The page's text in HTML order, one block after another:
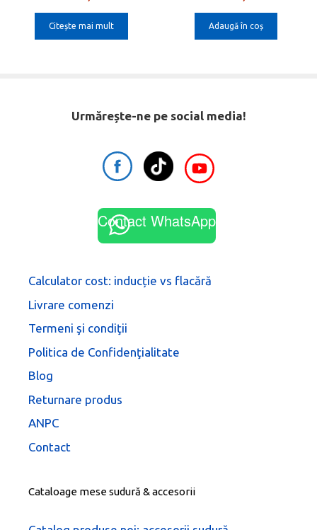
f
5
a
fost:
este:
Citește mai mult
f
5
a
fost:
Adaugă în coș
Urmărește-ne pe social media!
Contact WhatsApp
Calculator cost: inducție vs flacără
Livrare comenzi
Termeni şi condiţii
Politica de Confidenţialitate
Blog
Returnare produs
ANPC
Contact
Cataloage mese sudură & accesorii